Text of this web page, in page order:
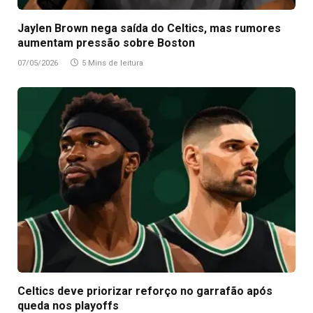
Jaylen Brown nega saída do Celtics, mas rumores
aumentam pressão sobre Boston
07/05/2026 5 Mins de leitura
Celtics deve priorizar reforço no garrafão após
queda nos playoffs